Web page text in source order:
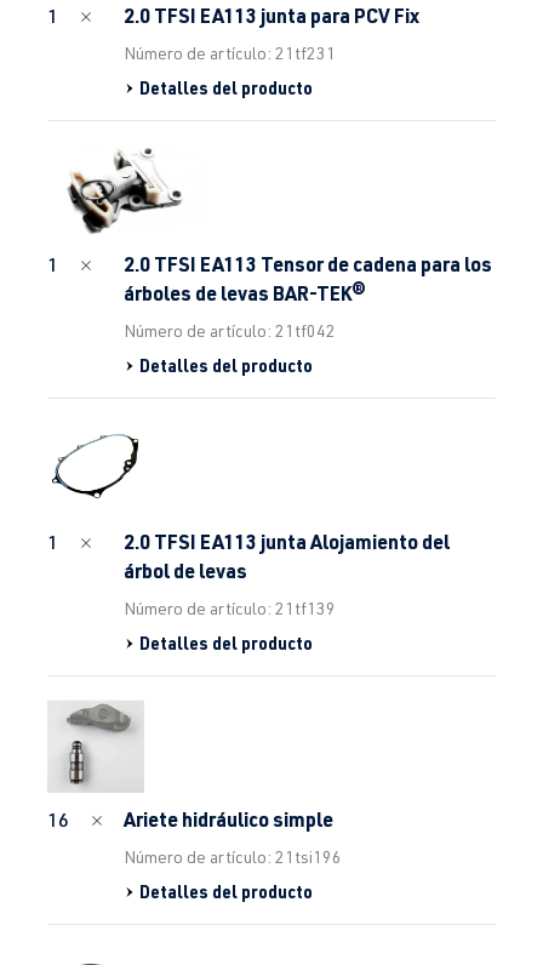
1 2.0 TFSI EA113 junta para PCV Fix
Número de artículo: 21tf231
Detalles del producto
1
2.0 TFSI EA113 Tensor de cadena para los
árboles de levas BAR-TEK®
Número de artículo: 21tf042
Detalles del producto
1
2.0 TFSI EA113 junta Alojamiento del
árbol de levas
Número de artículo: 21tf139
Detalles del producto
16 Ariete hidráulico simple
Número de artículo: 21tsi196
Detalles del producto